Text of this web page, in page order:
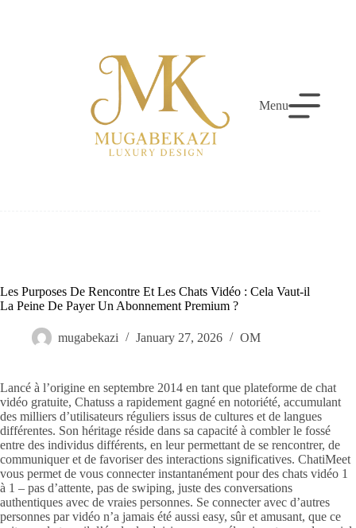
Menu
Les Purposes De Rencontre Et Les Chats Vidéo : Cela Vaut-il
La Peine De Payer Un Abonnement Premium ?
mugabekazi January 27, 2026 OM
Lancé à l’origine en septembre 2014 en tant que plateforme de chat
vidéo gratuite, Chatuss a rapidement gagné en notoriété, accumulant
des milliers d’utilisateurs réguliers issus de cultures et de langues
différentes. Son héritage réside dans sa capacité à combler le fossé
entre des individus différents, en leur permettant de se rencontrer, de
communiquer et de favoriser des interactions significatives. ChatiMeet
vous permet de vous connecter instantanément pour des chats vidéo 1
à 1 – pas d’attente, pas de swiping, juste des conversations
authentiques avec de vraies personnes. Se connecter avec d’autres
personnes par vidéo n’a jamais été aussi easy, sûr et amusant, que ce